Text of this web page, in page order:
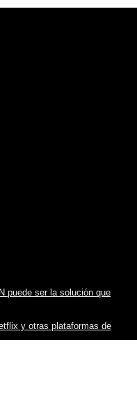
puede ser la solución que
y otras plataformas de